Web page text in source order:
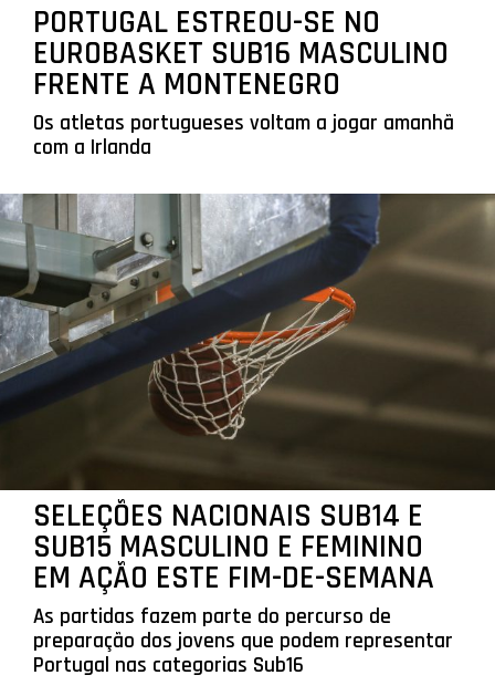
PORTUGAL ESTREOU-SE NO
EUROBASKET SUB16 MASCULINO
FRENTE A MONTENEGRO
Os atletas portugueses voltam a jogar amanhã
com a Irlanda
SELEÇÕES NACIONAIS SUB14 E
SUB15 MASCULINO E FEMININO
EM AÇÃO ESTE FIM-DE-SEMANA
As partidas fazem parte do percurso de
preparação dos jovens que podem representar
Portugal nas categorias Sub16